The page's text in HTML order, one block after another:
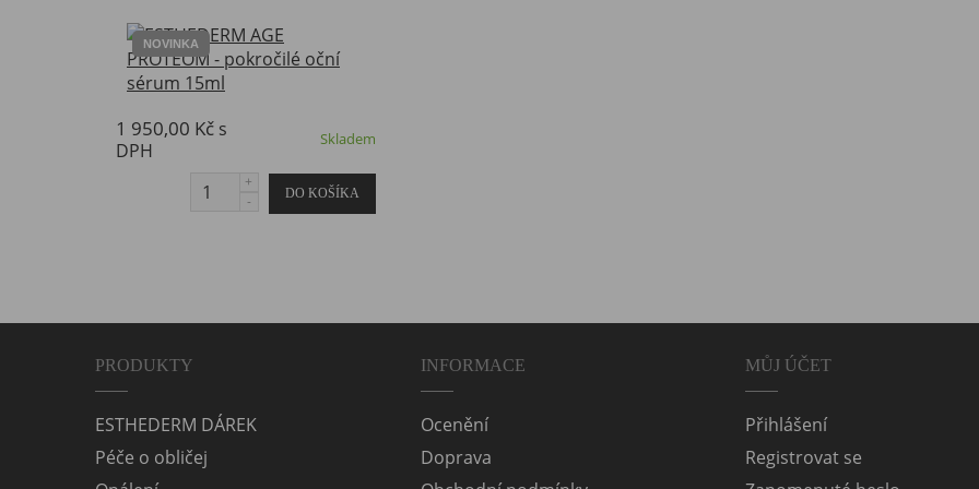
NOVINKA
1 950,00 Kč s
DPH
Skladem
PRODUKTY
ESTHEDERM DÁREK
Péče o obličej
INFORMACE
Ocenění
Doprava
MŮJ ÚČET
Přihlášení
Registrovat se